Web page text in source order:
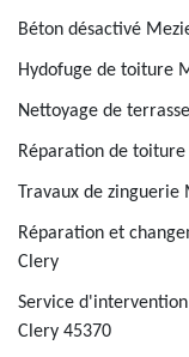
Béton désactivé
Hydofuge de toiture
Nettoyage de
Réparation de
Travaux de zinguerie
Réparation et
Clery
Service
Clery 45370